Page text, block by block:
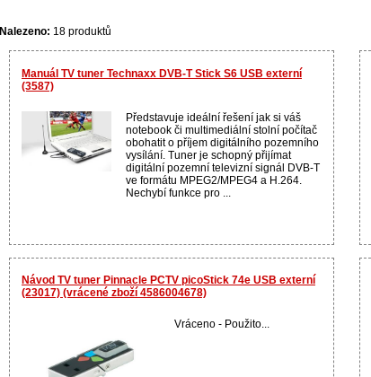
Nalezeno: 18 produktů
Manuál TV tuner Technaxx DVB-T Stick S6 USB externí
(3587)
Představuje ideální řešení jak si váš
notebook či multimediální stolní počítač
obohatit o příjem digitálního pozemního
vysílání. Tuner je schopný přijímat
digitální pozemní televizní signál DVB-T
ve formátu MPEG2/MPEG4 a H.264.
Nechybí funkce pro ...
Návod TV tuner Pinnacle PCTV picoStick 74e USB externí
(23017) (vrácené zboží 4586004678)
Vráceno - Použito...